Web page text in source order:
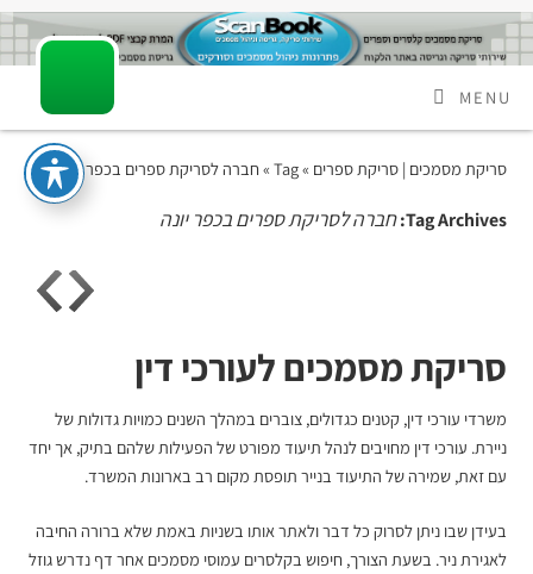
MENU
סריקת מסמכים | סריקת ספרים » Tag » חברה לסריקת ספרים בכפר יונה
Tag Archives: חברה לסריקת ספרים בכפר יונה
סריקת מסמכים לעורכי דין
משרדי עורכי דין, קטנים כגדולים, צוברים במהלך השנים כמויות גדולות של
ניירת. עורכי דין מחויבים לנהל תיעוד מפורט של הפעילות שלהם בתיק, אך יחד
עם זאת, שמירה של התיעוד בנייר תופסת מקום רב בארונות המשרד.
בעידן שבו ניתן לסרוק כל דבר ולאתר אותו בשניות באמת שלא ברורה החיבה
לאגירת ניר. בשעת הצורך, חיפוש בקלסרים עמוסי מסמכים אחר דף נדרש גוזל